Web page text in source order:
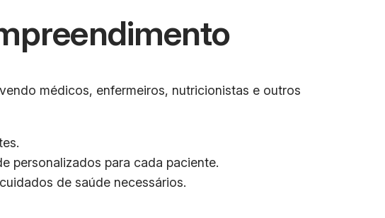
médicos, enfermeiros, nutricionistas e outros
personalizados para cada paciente.
de saúde necessários.